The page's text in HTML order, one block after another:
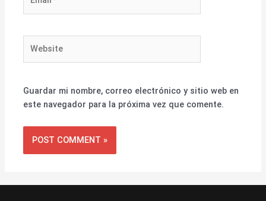
Guardar mi nombre, correo electrónico y sitio web en
este navegador para la próxima vez que comente.